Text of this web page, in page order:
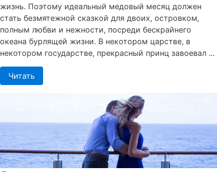
жизнь. Поэтому идеальный медовый месяц должен
стать безмятежной сказкой для двоих, островком,
полным любви и нежности, посреди бескрайнего
океана бурлящей жизни. В некотором царстве, в
некотором государстве, прекрасный принц завоевал ...
Читать